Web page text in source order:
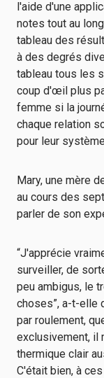
l'aide d'une
notes tout au
tableau des
à des degrés
tableau tous les
coup d'œil plus
femme si la
chaque relation
pour leur
Mary, une mère
au cours des
parler de son
“J'apprécie
surveiller, de
peu ambigus, le
choses”, a-t-elle
par roulement,
exclusivement, il
thermique clair
C'était bien, à